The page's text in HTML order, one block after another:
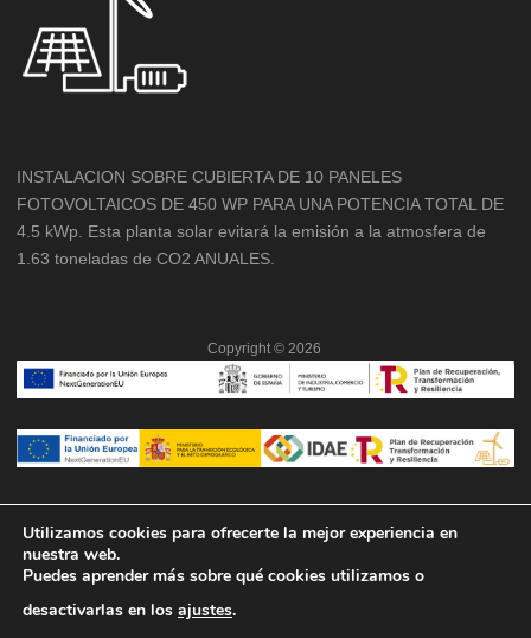
INSTALACION SOBRE CUBIERTA DE 10 PANELES
FOTOVOLTAICOS DE 450 WP PARA UNA POTENCIA TOTAL DE
4.5 kWp. Esta planta solar evitará la emisión a la atmosfera de
1.63 toneladas de CO2 ANUALES.
Copyright © 2026
Utilizamos cookies para ofrecerte la mejor experiencia en
nuestra web.
Puedes aprender más sobre qué cookies utilizamos o
desactivarlas en los ajustes.